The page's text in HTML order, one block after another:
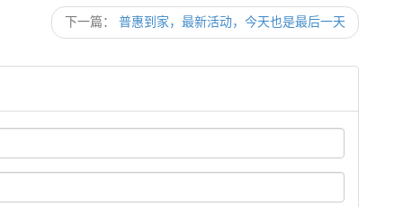
下一篇： 普惠到家，最新活动，今天也是最后一天